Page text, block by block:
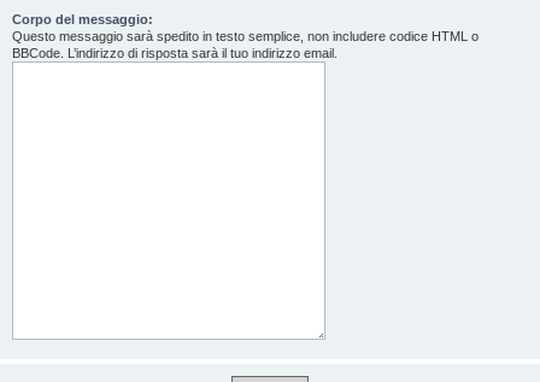
Corpo del messaggio:
Questo messaggio sarà spedito in testo semplice, non includere codice HTML o
BBCode. L’indirizzo di risposta sarà il tuo indirizzo email.